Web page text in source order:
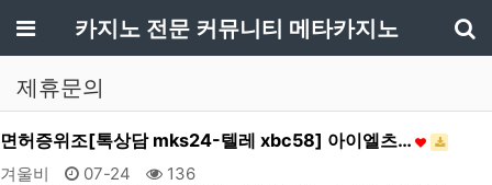
메뉴카지노 전문 커뮤니티 메타카지노
제휴문의
면허증위조[톡상담 mks24-텔레 xbc58] 아이엘츠…
겨울비 07-24 136